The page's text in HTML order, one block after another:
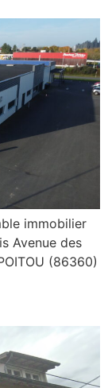
immobilier
Avenue des
(86360)